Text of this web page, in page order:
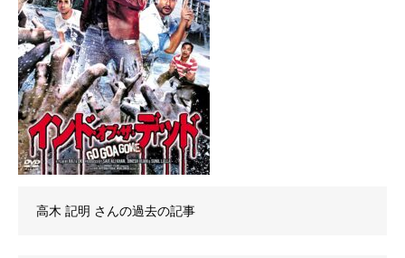
高木 記明 さんの過去の記事